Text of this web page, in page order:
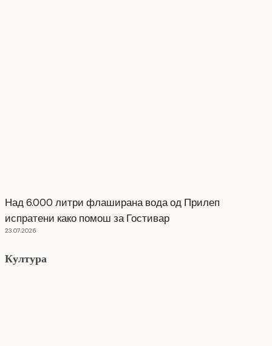
Над 6.000 литри флаширана вода од Прилеп
испратени како помош за Гостивар
23.07.2026
Култура